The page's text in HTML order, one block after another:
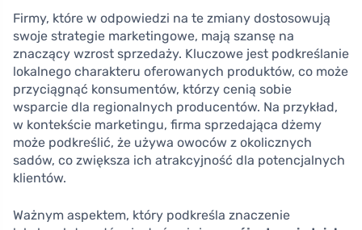
Firmy, które w odpowiedzi na te zmiany dostosowują
swoje strategie marketingowe, mają szansę na
znaczący wzrost sprzedaży. Kluczowe jest podkreślanie
lokalnego charakteru oferowanych produktów, co może
przyciągnąć konsumentów, którzy cenią sobie
wsparcie dla regionalnych producentów. Na przykład,
w kontekście marketingu, firma sprzedająca dżemy
może podkreślić, że używa owoców z okolicznych
sadów, co zwiększa ich atrakcyjność dla potencjalnych
klientów.
Ważnym aspektem, który podkreśla znaczenie